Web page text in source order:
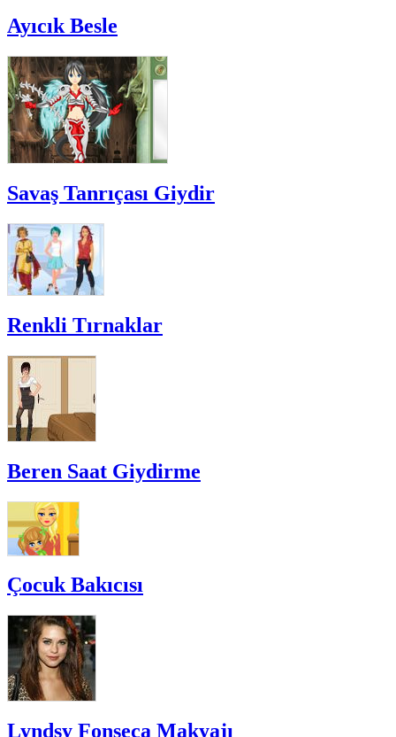
Ayıcık Besle
Savaş Tanrıçası Giydir
Renkli Tırnaklar
Beren Saat Giydirme
Çocuk Bakıcısı
Lyndsy Fonseca Makyajı